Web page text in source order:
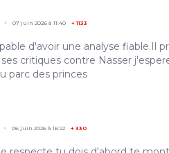
07 juin 2026 à 11:40 +1133
d'avoir une analyse fiable.Il
critiques contre Nasser
parc des princes
06 juin 2026 à 16:22 + 330